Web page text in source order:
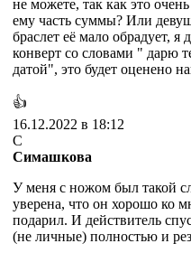
не можете, так как это
ему часть суммы? Или
браслет её мало обрадует,
конверт со словами " дарю
датой", это будет оценено
👍
16.12.2022 в 18:12
С
Симашкова
У меня с ножом был такой
уверена, что он хорошо ко
подарил. И действитель
(не личные) полностью и